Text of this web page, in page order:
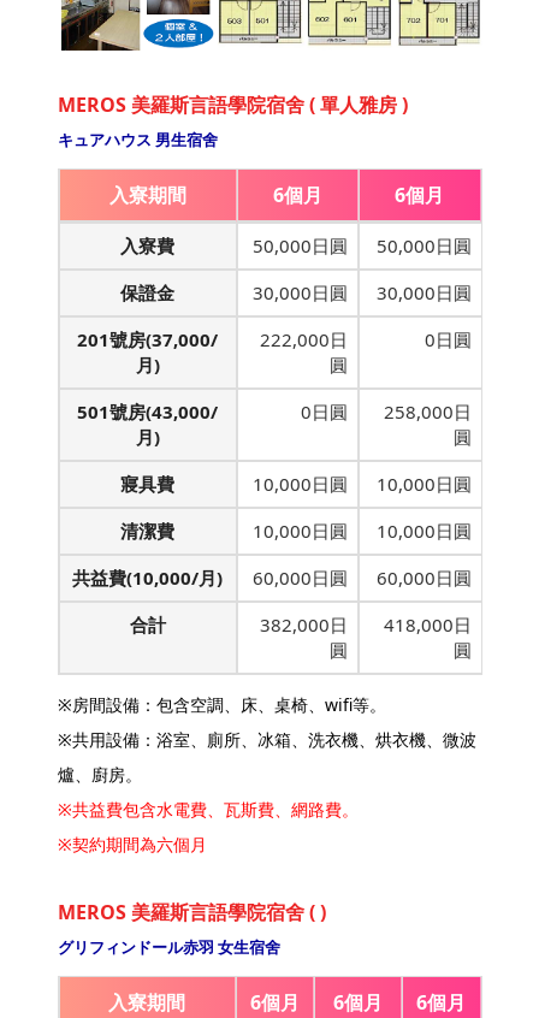
MEROS 美羅斯言語學院宿舍 ( 單人雅房 )
キュアハウス 男生宿舍
入寮期間 6個月 6個月
入寮費 50,000日圓
50,000日圓
保證金
30,000日圓
30,000日圓
201號房(37,000/
月)
222,000日
圓
0日圓
501號房(43,000/
月)
0日圓
258,000日
圓
寢具費
10,000日圓
10,000日圓
清潔費
10,000日圓
10,000日圓
共益費(10,000/月)
60,000日圓
60,000日圓
合計
382,000日
圓
418,000日
圓
※房間設備：包含空調、床、桌椅、wifi等。
※共用設備：浴室、廁所、冰箱、洗衣機、烘衣機、微波
爐、廚房。
※共益費包含水電費、瓦斯費、網路費。
※契約期間為六個月
MEROS 美羅斯言語學院宿舍 ( )
グリフィンドール赤羽 女生宿舍
入寮期間 6個月 6個月 6個月